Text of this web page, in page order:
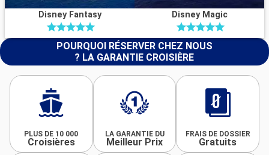
Disney Fantasy Disney Magic
POURQUOI RÉSERVER CHEZ NOUS
? LA GARANTIE CROISIÈRE
PLUS DE 10 000
Croisières
LA GARANTIE DU
Meilleur Prix
FRAIS DE DOSSIER
Gratuits